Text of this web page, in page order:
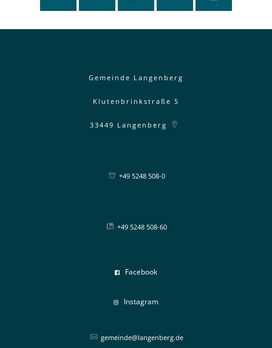
Gemeinde Langenberg
Klutenbrinkstraße 5
33449 Langenberg
+49 5248 508-0
+49 5248 508-60
Facebook
Instagram
gemeinde@langenberg.de